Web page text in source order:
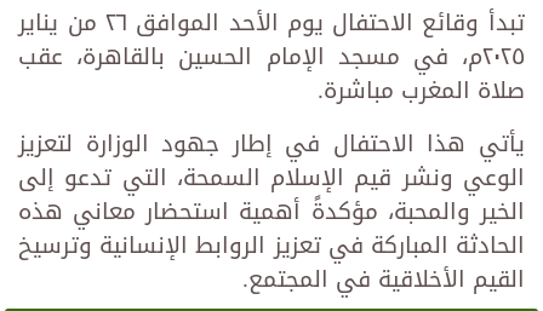
تبدأ وقائع الاحتفال يوم الأحد الموافق ٢٦ من يناير
٢٠٢٥م، في مسجد الإمام الحسين بالقاهرة، عقب
صلاة المغرب مباشرة.
يأتي هذا الاحتفال في إطار جهود الوزارة لتعزيز
الوعي ونشر قيم الإسلام السمحة، التي تدعو إلى
الخير والمحبة، مؤكدةً أهمية استحضار معاني هذه
الحادثة المباركة في تعزيز الروابط الإنسانية وترسيخ
القيم الأخلاقية في المجتمع.